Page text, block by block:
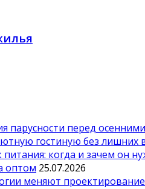
парусности перед
гостиную без лишних
когда и зачем он
оптом 25.07.2026
меняют